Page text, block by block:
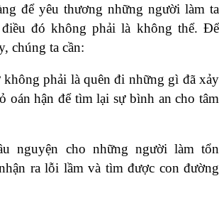
để yêu thương những người làm ta
đó không phải là không thể. Để
chúng ta cần:
không phải là quên đi những gì đã xảy
oán hận để tìm lại sự bình an cho tâm
nguyện cho những người làm tổn
ra lỗi lầm và tìm được con đường